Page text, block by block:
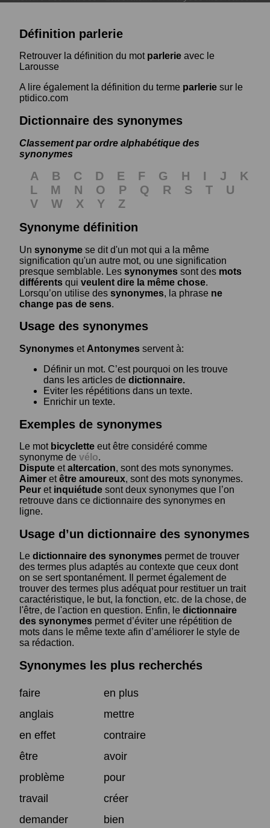
Définition parlerie
Retrouver la définition du mot parlerie avec le
Larousse
A lire également la définition du terme parlerie sur le
ptidico.com
Dictionnaire des synonymes
Classement par ordre alphabétique des
synonymes
A B C D E F G H I J
K
L
M N O P Q R S T
U
V
W X Y
Z
Synonyme définition
Un synonyme se dit d'un mot qui a la même
signification qu'un autre mot, ou une signification
presque semblable. Les synonymes sont des mots
différents qui veulent dire la même chose.
Lorsqu’on utilise des synonymes, la phrase ne
change pas de sens.
Usage des synonymes
Synonymes et Antonymes servent à:
Définir un mot. C’est pourquoi on les trouve
dans les articles de dictionnaire.
Eviter les répétitions dans un texte.
Enrichir un texte.
Exemples de synonymes
Le mot bicyclette eut être considéré comme
synonyme de vélo.
Dispute etaltercation, sont des mots synonymes.
Aimer etêtre amoureux, sont des mots synonymes.
Peur et inquiétude sont deux synonymes que l’on
retrouve dans ce dictionnaire des synonymes en
ligne.
Usage d’un dictionnaire des synonymes
Le dictionnaire des synonymes permet de trouver
des termes plus adaptés au contexte que ceux dont
on se sert spontanément. Il permet également de
trouver des termes plus adéquat pour restituer un trait
caractéristique, le but, la fonction, etc. de la chose, de
l'être, de l'action en question. Enfin, le dictionnaire
des synonymes permet d’éviter une répétition de
mots dans le même texte afin d’améliorer le style de
sa rédaction.
Synonymes les plus recherchés
faire
en plus
anglais
mettre
en effet
contraire
être
avoir
problème
pour
travail
créer
demander
bien